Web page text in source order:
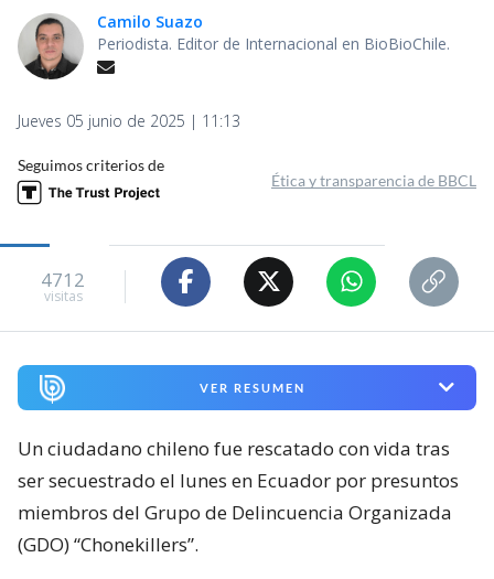
Camilo Suazo
Periodista. Editor de Internacional en BioBioChile.
Jueves 05 junio de 2025 | 11:13
Seguimos criterios de
Ética y transparencia de BBCL
4712
visitas
VER RESUMEN
Un ciudadano chileno fue rescatado con vida tras
ser secuestrado el lunes en Ecuador por presuntos
miembros del Grupo de Delincuencia Organizada
(GDO) “Chonekillers”.